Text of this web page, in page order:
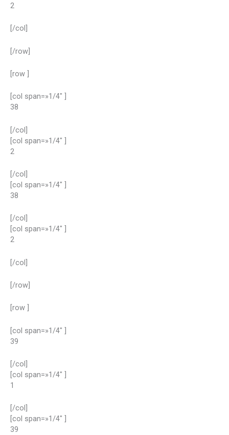
2
[/col]
[/row]
[row ]
[col span=»1/4″ ]
38
[/col]
[col span=»1/4″ ]
2
[/col]
[col span=»1/4″ ]
38
[/col]
[col span=»1/4″ ]
2
[/col]
[/row]
[row ]
[col span=»1/4″ ]
39
[/col]
[col span=»1/4″ ]
1
[/col]
[col span=»1/4″ ]
39